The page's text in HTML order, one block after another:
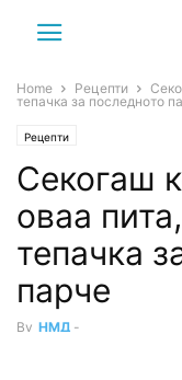
Home Рецепти
тепачка за последното
Рецепти
Секогаш
оваа
тепачка
парче
By НМД -